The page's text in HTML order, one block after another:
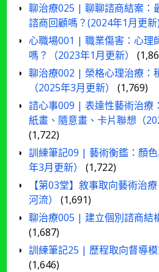
聊治療025 | 聊聊諮商結案：
諮商回顧嗎？(2024年1月更新)
心職場001 | 職業傷害：心理
嗎？（2023年1月更新）
聊治療002 | 榮格心理治療：
（2025年3月更新）
(1,769)
諮心事009 | 表達性藝術治療
紙畫、隨意畫、卡片聯想（
(1,722)
訓練筆記09 | 藝術衡鑑：顏
年3月更新）
(1,722)
【第03堂】敘事取向藝術治
河流）
(1,691)
聊治療005 | 建立個別諮商結
(1,687)
訓練筆記25 | 歷程取向督導
(1,646)